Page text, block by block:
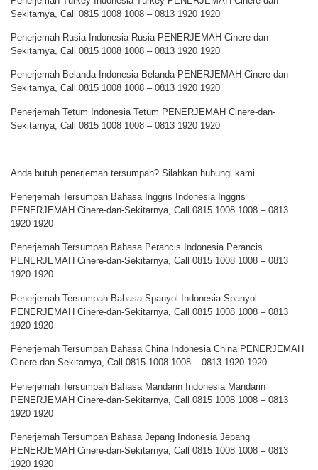
Sekitarnya, Call 0815 1008 1008 – 0813 1920 1920
Penerjemah Rusia Indonesia Rusia PENERJEMAH Cinere-dan-
Sekitarnya, Call 0815 1008 1008 – 0813 1920 1920
Penerjemah Belanda Indonesia Belanda PENERJEMAH Cinere-dan-
Sekitarnya, Call 0815 1008 1008 – 0813 1920 1920
Penerjemah Tetum Indonesia Tetum PENERJEMAH Cinere-dan-
Sekitarnya, Call 0815 1008 1008 – 0813 1920 1920
Anda butuh penerjemah tersumpah? Silahkan hubungi kami.
Penerjemah Tersumpah Bahasa Inggris Indonesia Inggris
PENERJEMAH Cinere-dan-Sekitarnya, Call 0815 1008 1008 – 0813
1920 1920
Penerjemah Tersumpah Bahasa Perancis Indonesia Perancis
PENERJEMAH Cinere-dan-Sekitarnya, Call 0815 1008 1008 – 0813
1920 1920
Penerjemah Tersumpah Bahasa Spanyol Indonesia Spanyol
PENERJEMAH Cinere-dan-Sekitarnya, Call 0815 1008 1008 – 0813
1920 1920
Penerjemah Tersumpah Bahasa China Indonesia China PENERJEMAH
Cinere-dan-Sekitarnya, Call 0815 1008 1008 – 0813 1920 1920
Penerjemah Tersumpah Bahasa Mandarin Indonesia Mandarin
PENERJEMAH Cinere-dan-Sekitarnya, Call 0815 1008 1008 – 0813
1920 1920
Penerjemah Tersumpah Bahasa Jepang Indonesia Jepang
PENERJEMAH Cinere-dan-Sekitarnya, Call 0815 1008 1008 – 0813
1920 1920